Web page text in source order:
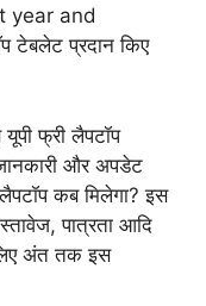
year and
टेबलेट प्रदान किए
फ्री लैपटॉप
और अपडेट
कब मिलेगा? इस
पात्रता आदि
अंत तक इस